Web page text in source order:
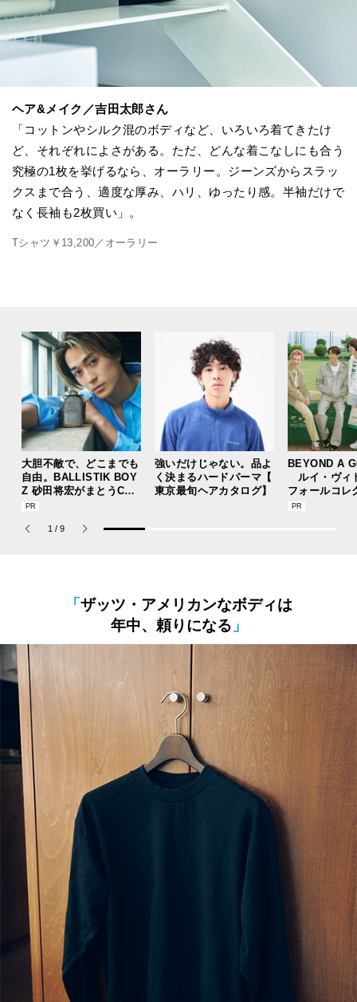
ヘア&メイク／吉田太郎さん
「コットンやシルク混のボディなど、いろいろ着てきたけ
ど、それぞれによさがある。ただ、どんな着こなしにも合う
究極の1枚を挙げるなら、オーラリー。ジーンズからスラッ
クスまで合う、適度な厚み、ハリ、ゆったり感。半袖だけで
なく長袖も2枚買い」。
Tシャツ￥13,200／オーラリー
大胆不敵で、どこまでも
自由。BALLISTIK BOY
Z 砂田将宏がまとうCOA
CHの新作フレグランス
ナム パルファム」
強いだけじゃない。品よ
く決まるハードパーマ【
東京最旬ヘアカタログ】
BEYOND A
ルイ・ヴィ
フォールコレ
描くプレッピ
1 / 9
「 ザッツ・アメリカンなボディは
年中、頼りになる 」